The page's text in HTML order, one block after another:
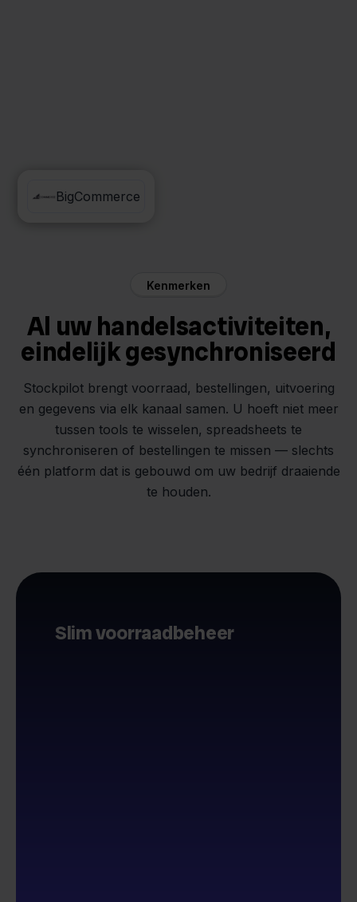
Orderchamp
BigCommerce
Kenmerken
Al uw handelsactiviteiten,
eindelijk gesynchroniseerd
Stockpilot brengt voorraad, bestellingen, uitvoering
en gegevens via elk kanaal samen. U hoeft niet meer
tussen tools te wisselen, spreadsheets te
synchroniseren of bestellingen te missen — slechts
één platform dat is gebouwd om uw bedrijf draaiende
te houden.
Slim voorraadbeheer